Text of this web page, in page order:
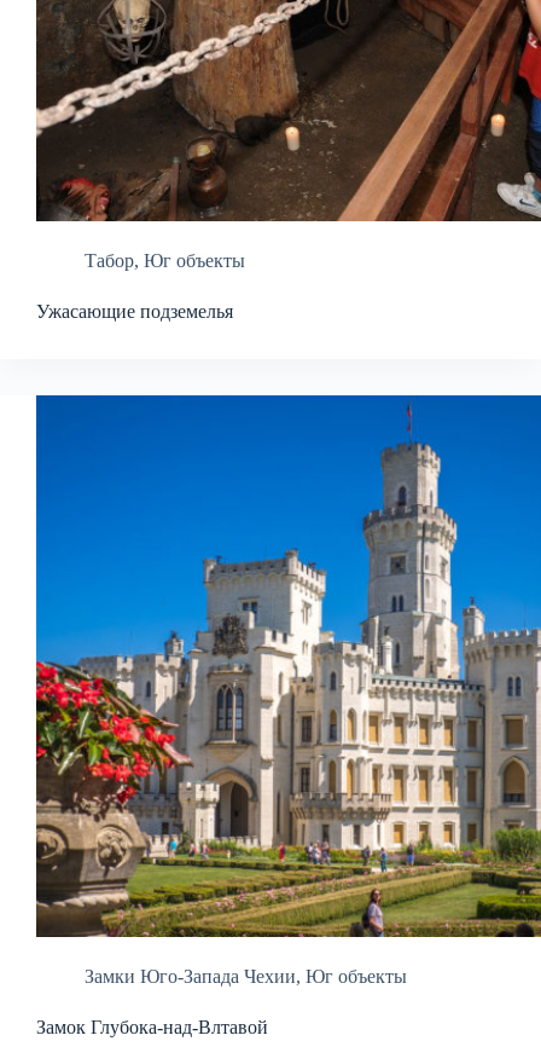
Табор, Юг объекты
Ужасающие подземелья
Замки Юго-Запада Чехии, Юг объекты
Замок Глубока-над-Влтавой